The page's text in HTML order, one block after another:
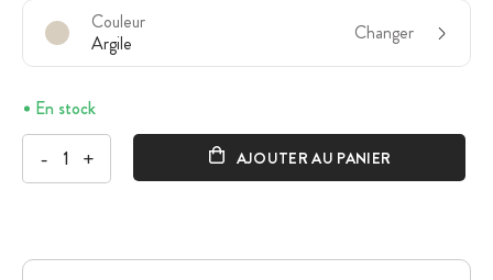
Couleur
Argile
Changer
En stock
- + AJOUTER AU PANIER